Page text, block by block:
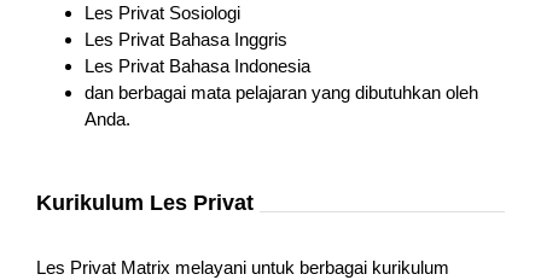
Les Privat Sosiologi
Les Privat Bahasa Inggris
Les Privat Bahasa Indonesia
dan berbagai mata pelajaran yang dibutuhkan oleh
Anda.
Kurikulum Les Privat
Les Privat Matrix melayani untuk berbagai kurikulum